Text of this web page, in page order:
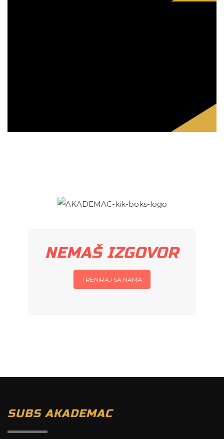
NEMAŠ IZGOVOR
TRENIRAJ SA NAMA
SUBS AKADEMAC